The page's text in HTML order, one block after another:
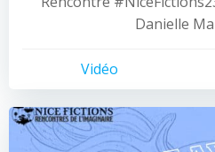
Danielle
Vidéo